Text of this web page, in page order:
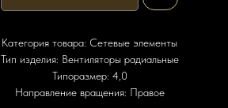
Категория товара: Сетевые элементы
Тип изделия: Вентиляторы радиальные
Типоразмер: 4,0
Направление вращения: Правое